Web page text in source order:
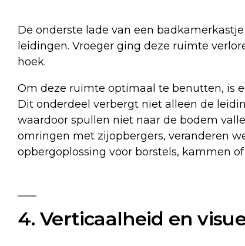
De onderste lade van een
leidingen. Vroeger ging deze ruimte
hoek.
Om deze ruimte optimaal te benutten, is
Dit onderdeel verbergt niet alleen de
waardoor spullen niet naar de bodem
omringen met zijopbergers, veranderen
opbergoplossing voor borstels, kammen of
4. Verticaalheid en